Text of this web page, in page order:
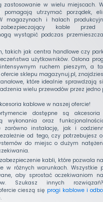
zastosowanie w wielu miejscach.
pomagają utrzymać porządek,
magazynach i halach
kable przed
wystąpić podczas
takich jak centra handlowe czy
użytkowników. Osłona
ruchem pieszym, a
sklepu magazynuj.pl,
które idealnie sprawdzają
wielu przewodów przez jedno
kablowe w naszej ofercie!
dostępne są akcesoria
wykonania oraz
zarówno instalację, jak i
od tego, czy potrzebujesz
do miejsc o dużym
kabli, które pozwala
w różnych warunkach. Wszystkie
aby sprostać oczekiwaniom
Szukasz innych
cieszą się progi kablowe i